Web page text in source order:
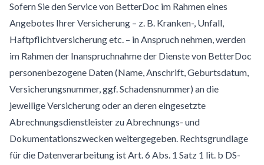
Sofern Sie den Service von BetterDoc im Rahmen eines
Angebotes Ihrer Versicherung – z. B. Kranken-, Unfall,
Haftpflichtversicherung etc. – in Anspruch nehmen, werden
im Rahmen der Inanspruchnahme der Dienste von BetterDoc
personenbezogene Daten (Name, Anschrift, Geburtsdatum,
Versicherungsnummer, ggf. Schadensnummer) an die
jeweilige Versicherung oder an deren eingesetzte
Abrechnungsdienstleister zu Abrechnungs- und
Dokumentationszwecken weitergegeben. Rechtsgrundlage
für die Datenverarbeitung ist Art. 6 Abs. 1 Satz 1 lit. b DS-